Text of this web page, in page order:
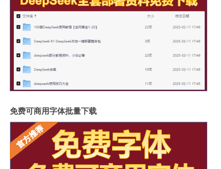
免费可商用字体批量下载